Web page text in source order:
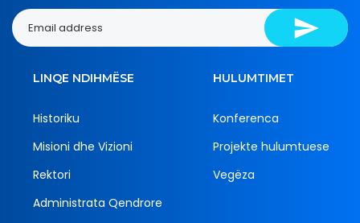
LINQE NDIHMËSE
Historiku
Misioni dhe Vizioni
Rektori
Administrata Qendrore
HULUMTIMET
Konferenca
Projekte hulumtuese
Vegëza